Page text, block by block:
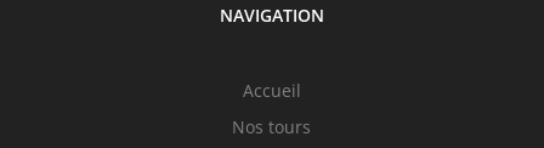
NAVIGATION
Accueil
Nos tours